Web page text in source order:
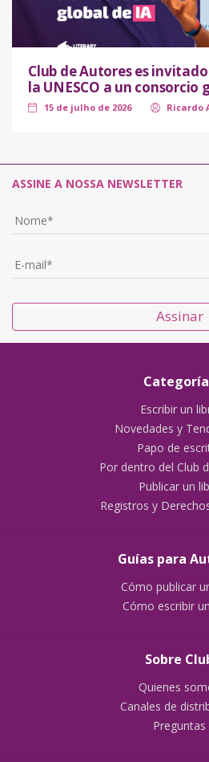
Club de Autores es
la UNESCO a un consorcio
15 de julho de 2026 Ricardo
ASSINE A NOSSA NEWSLETTER
Assinar
Escribir un
Novedades y
Papo de
Por dentro del Club
Publicar un
Registros y
Guías para
Cómo publicar
Cómo escribir
Sobre
Quienes
Canales de
Preguntas